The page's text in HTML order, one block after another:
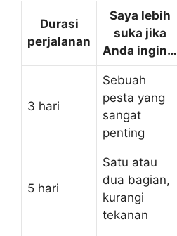
Durasi
perjalanan
Saya lebih
suka jika
Anda ingin…
3 hari
Sebuah
pesta yang
sangat
penting
5 hari
Satu atau
dua bagian,
kurangi
tekanan